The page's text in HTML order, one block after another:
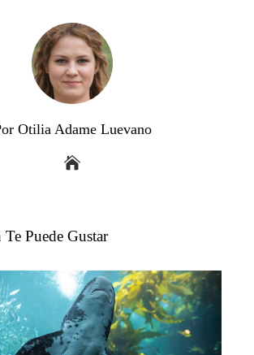
Otilia Adame Luevano
Te Puede Gustar